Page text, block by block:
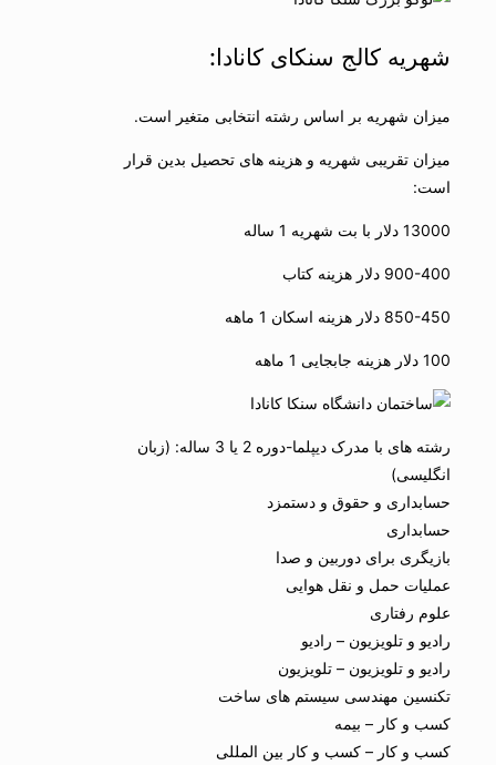
شهریه کالج سنکای کانادا:
میزان شهریه بر اساس رشته انتخابی متغیر است.
میزان تقریبی شهریه و هزینه های تحصیل بدین قرار
است:
13000 دلار با بت شهریه 1 ساله
900-400 دلار هزینه کتاب
850-450 دلار هزینه اسکان 1 ماهه
100 دلار هزینه جابجایی 1 ماهه
رشته های با مدرک دیپلما-دوره 2 یا 3 ساله: (زبان
انگلیسی)
حسابداری و حقوق و دستمزد
حسابداری
بازیگری برای دوربین و صدا
عملیات حمل و نقل هوایی
علوم رفتاری
رادیو و تلویزیون – رادیو
رادیو و تلویزیون – تلویزیون
تکنسین مهندسی سیستم های ساخت
کسب و کار – بیمه
کسب و کار – کسب و کار بین المللی